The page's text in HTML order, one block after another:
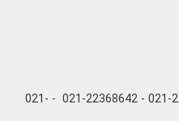
021-22065033 - 021-22368641 - 021-22368642 - 021-